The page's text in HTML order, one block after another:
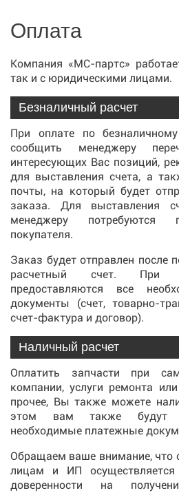
Оплата
Компания «МС-партс»
так и с юридическими лицами.
Безналичный расчет
При оплате по
сообщить менеджеру
интересующих Вас позиций,
для выставления счета, а
почты, на который будет
заказа. Для выставления
менеджеру потребуются
покупателя.
Заказ будет отправлен после
расчетный счет. При
предоставляются все
документы (счет, товарно-
счет-фактура и договор).
Наличный расчет
Оплатить запчасти при
компании, услуги ремонта
прочее, Вы также можете
этом вам также будут
необходимые платежные
Обращаем ваше внимание, что
лицам и ИП
доверенности на